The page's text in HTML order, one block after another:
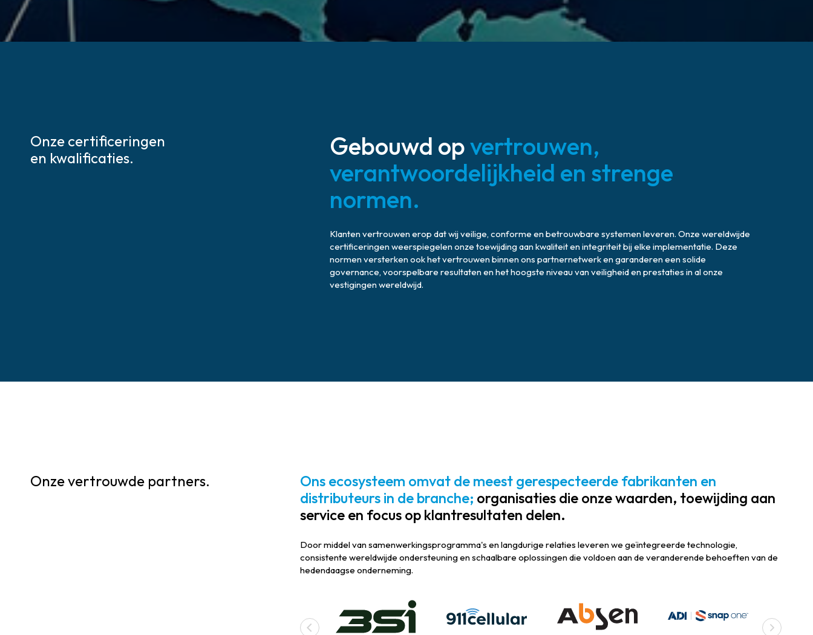
Onze certificeringen
en kwalificaties.
Gebouwd opvertrouwen,
verantwoordelijkheid en strenge
normen.
Klanten vertrouwen erop dat wij veilige, conforme en betrouwbare systemen leveren. Onze wereldwijde
certificeringen weerspiegelen onze toewijding aan kwaliteit en integriteit bij elke implementatie. Deze
normen versterken ook het vertrouwen binnen ons partnernetwerk en garanderen een solide
governance, voorspelbare resultaten en het hoogste niveau van veiligheid en prestaties in al onze
vestigingen wereldwijd.
Onze vertrouwde partners.
Ons ecosysteem omvat de meest gerespecteerde fabrikanten en
distributeurs in de branche; organisaties die onze waarden, toewijding aan
service en focus op klantresultaten delen.
Door middel van samenwerkingsprogramma's en langdurige relaties leveren we geïntegreerde technologie,
consistente wereldwijde ondersteuning en schaalbare oplossingen die voldoen aan de veranderende behoeften van de
hedendaagse onderneming.